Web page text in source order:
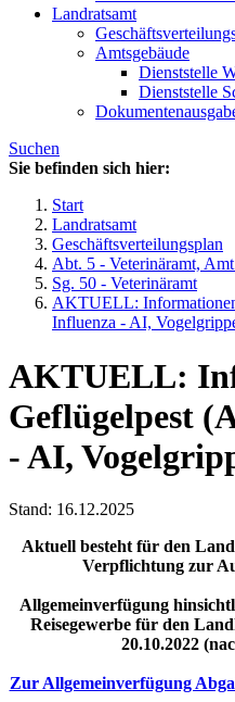
Landratsamt
Amtsgebäude
Dienststelle
Dienststelle
Suchen
Sie befinden sich hier:
Start
Landratsamt
Geschäftsverteilungsplan
Abt. 5 - Veterinäramt,
Sg. 50 - Veterinäramt
AKTUELL:
Influenza - AI,
AKTUELL:
Geflügelpest
- AI,
Stand: 16.12.2025
Aktuell besteht für den
Verpflichtung zur
Allgemeinverfügung
Reisegewerbe für den
20.10.2022
Zur Allgemeinverfügung